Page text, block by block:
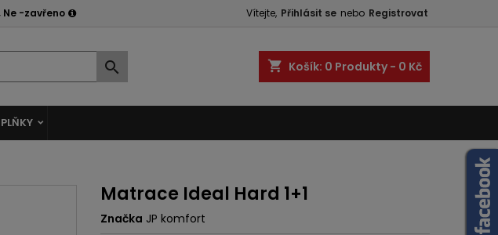
Ne -zavřeno Vítejte, Přihlásit se nebo Registrovat
shopping_cart Košík: 0 Produkty - 0 Kč

Matrace Ideal Hard 1+1
Značka JP komfort